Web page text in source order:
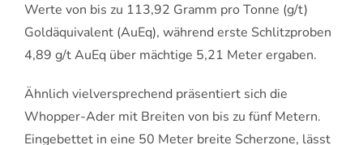
Werte von bis zu 113,92 Gramm pro Tonne (g/t)
Goldäquivalent (AuEq), während erste Schlitzproben
4,89 g/t AuEq über mächtige 5,21 Meter ergaben.
Ähnlich vielversprechend präsentiert sich die
Whopper-Ader mit Breiten von bis zu fünf Metern.
Eingebettet in eine 50 Meter breite Scherzone, lässt